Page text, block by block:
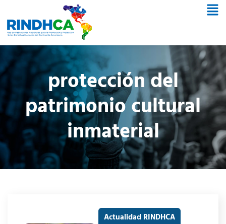
protección del
patrimonio cultural
inmaterial
Actualidad RINDHCA